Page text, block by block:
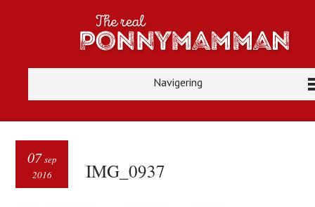
Navigering
IMG_0937
07 sep
2016